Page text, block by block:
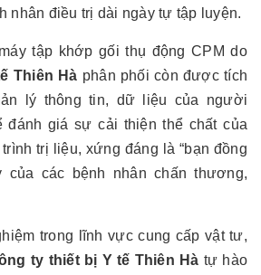
nhân điều trị dài ngày tự tập luyện.
tập khớp gối thụ động CPM do
Thiên Hà phân phối còn được tích
lý thông tin, dữ liệu của người
đánh giá sự cải thiện thể chất của
trị liệu, xứng đáng là “bạn đồng
của các bệnh nhân chấn thương,
trong lĩnh vực cung cấp vật tư,
ty thiết bị Y tế Thiên Hà tự hào